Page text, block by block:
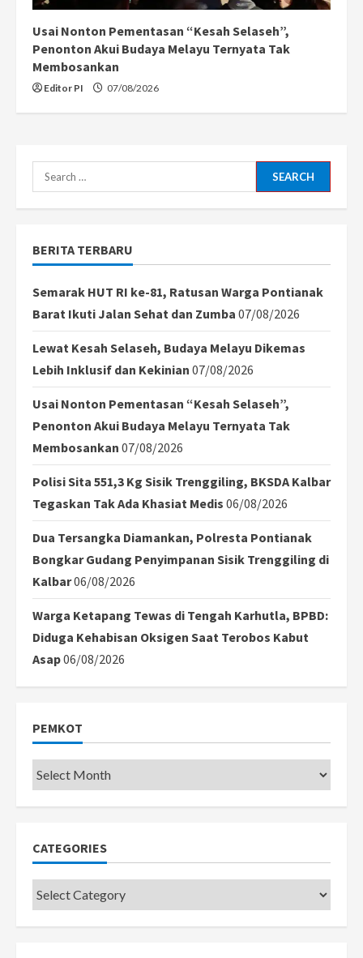
Usai Nonton Pementasan “Kesah Selaseh”,
Penonton Akui Budaya Melayu Ternyata Tak
Membosankan
Editor PI 07/08/2026
Search
for:
BERITA TERBARU
Semarak HUT RI ke-81, Ratusan Warga Pontianak
Barat Ikuti Jalan Sehat dan Zumba 07/08/2026
Lewat Kesah Selaseh, Budaya Melayu Dikemas
Lebih Inklusif dan Kekinian 07/08/2026
Usai Nonton Pementasan “Kesah Selaseh”,
Penonton Akui Budaya Melayu Ternyata Tak
Membosankan 07/08/2026
Polisi Sita 551,3 Kg Sisik Trenggiling, BKSDA Kalbar
Tegaskan Tak Ada Khasiat Medis 06/08/2026
Dua Tersangka Diamankan, Polresta Pontianak
Bongkar Gudang Penyimpanan Sisik Trenggiling di
Kalbar06/08/2026
Warga Ketapang Tewas di Tengah Karhutla, BPBD:
Diduga Kehabisan Oksigen Saat Terobos Kabut
Asap06/08/2026
PEMKOT
Pemkot
CATEGORIES
Categories